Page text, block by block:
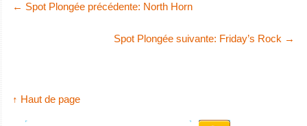
← Spot Plongée précédente: North Horn
Spot Plongée suivante: Friday’s Rock →
↑ Haut de page